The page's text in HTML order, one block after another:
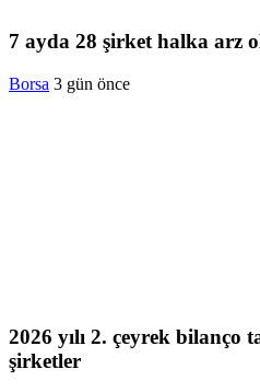
7 ayda 28 şirket halka arz
Borsa 3 gün önce
2026 yılı 2. çeyrek bilanço
şirketler